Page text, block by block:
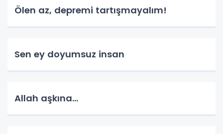
Ölen az, depremi tartışmayalım!
Sen ey doyumsuz insan
Allah aşkına...